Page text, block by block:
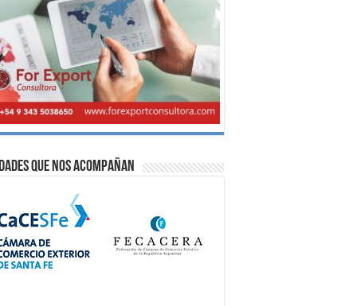
que nos acompañan